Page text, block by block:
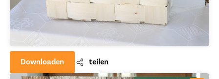
Downloaden teilen